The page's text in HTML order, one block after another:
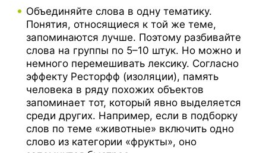
Объединяйте слова в одну тематику.
Понятия, относящиеся к той же теме,
запоминаются лучше. Поэтому разбивайте
слова на группы по 5–10 штук. Но можно и
немного перемешивать лексику. Согласно
эффекту Ресторфф (изоляции), память
человека в ряду похожих объектов
запоминает тот, который явно выделяется
среди других. Например, если в подборку
слов по теме «животные» включить одно
слово из категории «фрукты», оно